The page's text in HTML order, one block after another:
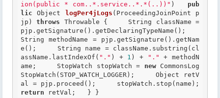
ion(public * com..*.service..*.*(..))" ) pub
lic Object logPer4jLogs (ProceedingJoinPoint p
jp) throws Throwable {     String className =
pjp.getSignature().getDeclaringTypeName();
String methodName = pjp.getSignature().getNam
e();     String name = className.substring(cl
assName.lastIndexOf( "." ) + 1 ) + "."
+ methodN
ame;     StopWatch stopWatch = new CommonsLog
StopWatch(STOP_WATCH_LOGGER);     Object retV
return retVal;   } }